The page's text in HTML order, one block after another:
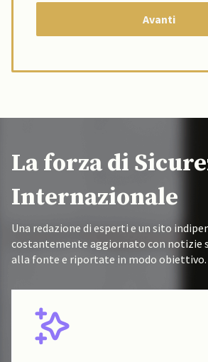
La forza di
Internazionale
Una redazione di esperti e un sito
costantemente aggiornato con notizie
alla fonte e riportate in modo obiettivo.